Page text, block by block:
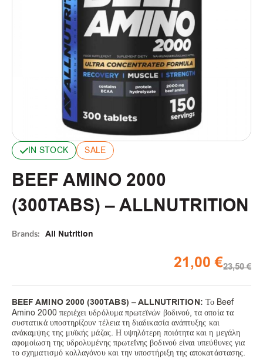
IN STOCK SALE
BEEF AMINO 2000
(300TABS) – ALLNUTRITION
Brands: All Nutrition
23,50€
21,00€
BEEF AMINO 2000 (300TABS) – ALLNUTRITION: Το Beef
Amino 2000 περιέχει υδρόλυμα πρωτεϊνών βοδινού, τα οποία τα
συστατικά υποστηρίζουν τέλεια τη διαδικασία ανάπτυξης και
ανάκαμψης της μυϊκής μάζας. Η υψηλότερη ποιότητα και η μεγάλη
αφομοίωση της υδρολυμένης πρωτεΐνης βοδινού είναι υπεύθυνες για
το σχηματισμό κολλαγόνου και την υποστήριξη της αποκατάστασης.